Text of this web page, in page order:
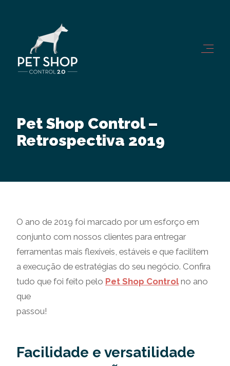
Pet Shop Control –
Retrospectiva 2019
O ano de 2019 foi marcado por um esforço em
conjunto com nossos clientes para entregar
ferramentas mais flexíveis, estáveis e que facilitem
a execução de estratégias do seu negócio. Confira
tudo que foi feito pelo Pet Shop Controlno ano
que
Facilidade e versatilidade